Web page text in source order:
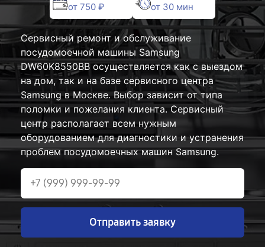
от 750 ₽ от 30 мин
Сервисный ремонт и обслуживание
посудомоечной машины Samsung
DW60K8550BB осуществляется как с выездом
на дом, так и на базе сервисного центра
Samsung в Москве. Выбор зависит от типа
поломки и пожелания клиента. Сервисный
центр располагает всем нужным
оборудованием для диагностики и устранения
проблем посудомоечных машин Samsung.
Отправить заявку